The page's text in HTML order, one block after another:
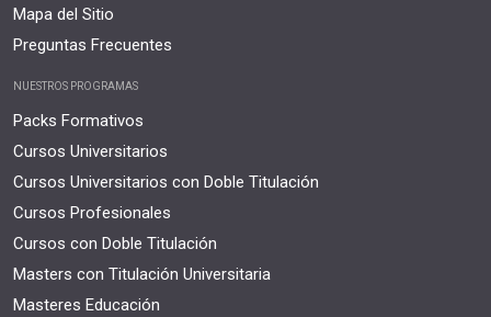
Mapa del Sitio
Preguntas Frecuentes
NUESTROS PROGRAMAS
Packs Formativos
Cursos Universitarios
Cursos Universitarios con Doble Titulación
Cursos Profesionales
Cursos con Doble Titulación
Masters con Titulación Universitaria
Masteres Educación